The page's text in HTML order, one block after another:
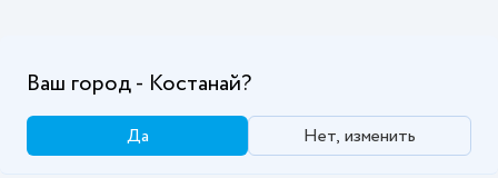
Ваш город - Костанай?
Да Нет, изменить